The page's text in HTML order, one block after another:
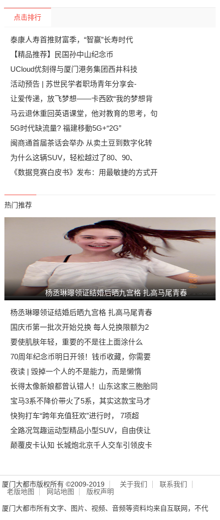
点击排行
泰康人寿首推财富季，“智赢”长寿时代
【精品推荐】民国孙中山纪念币
UCloud优刻得与厦门港务集团西井科技
活动预告 | 苏世民学者职场青年分享会-
让爱传递，放飞梦想——卡西欧“我的梦想背
马云退休重回英语课堂，他对教育的思考，句
5G时代缺流量? 福建移動5G+“2G”
闽商通首届茶话会举办 从卖土豆到数字化转
为什么这辆SUV，轻松越过了80、90、
《数据竞赛白皮书》发布：用最敏捷的方式开
热门推荐
杨丞琳曝领证结婚后晒九宫格 扎高马尾青春
杨丞琳曝领证结婚后晒九宫格 扎高马尾青春
国庆币第一批次开始兑换 每人兑换限额为2
要使肌肤年轻，重要的不是往上面涂什么
70周年纪念币明日开领！钱币收藏，你需要
夜读 | 毁掉一个人的不是能力，而是懒惰
长得太像新娘都曾认错人！山东这家三胞胎同
宝马3系不降价带火了5系，其实这款宝马才
快狗打车“跨年充值狂欢”进行时， 7项超
全路况驾趣运动型精品小型SUV，自由侠让
颠覆皮卡认知 长城炮北京千人交车引领皮卡
厦门大都市版权所有 ©2009-2019 关于我们
联系我们
老版地图
网站地图 版权声明
厦门大都市所有文字、图片、视频、音频等资料均来自互联网，不代